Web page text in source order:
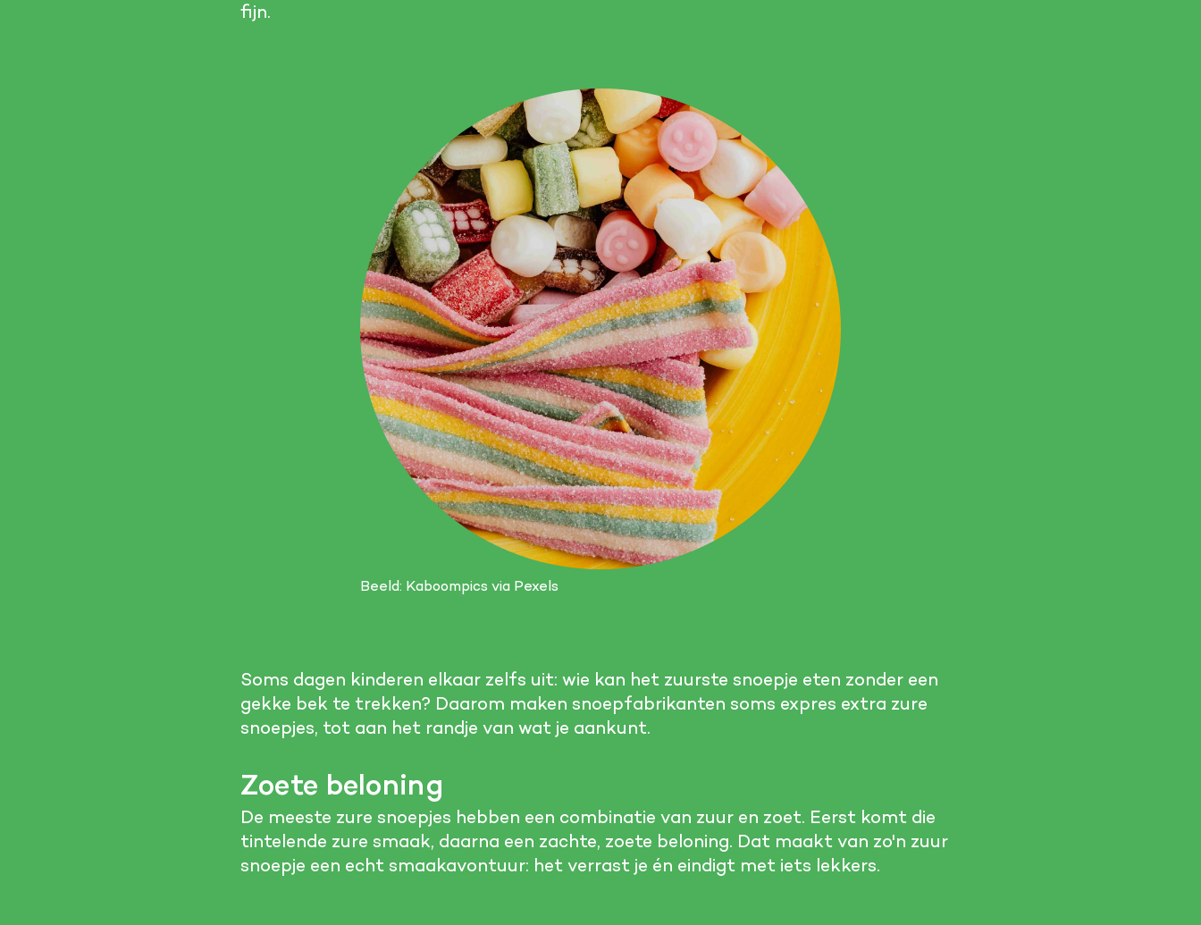
fijn.
Beeld: Kaboompics via Pexels
Soms dagen kinderen elkaar zelfs uit: wie kan het zuurste snoepje eten zonder een
gekke bek te trekken? Daarom maken snoepfabrikanten soms expres extra zure
snoepjes, tot aan het randje van wat je aankunt.
Zoete beloning
De meeste zure snoepjes hebben een combinatie van zuur en zoet. Eerst komt die
tintelende zure smaak, daarna een zachte, zoete beloning. Dat maakt van zo'n zuur
snoepje een echt smaakavontuur: het verrast je én eindigt met iets lekkers.